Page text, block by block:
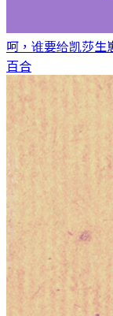
呵，谁要给凯莎生
百合